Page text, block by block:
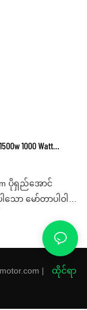
1000 Watt
ပိုရှည်အောင်
ာ မော်တာပါဝါ
။ အဆိုပါ fat trie
ားလာရန်အတွက်
စ်နာရီ 50 ကီလိုမီတာ
|
ထိုင်ရာ